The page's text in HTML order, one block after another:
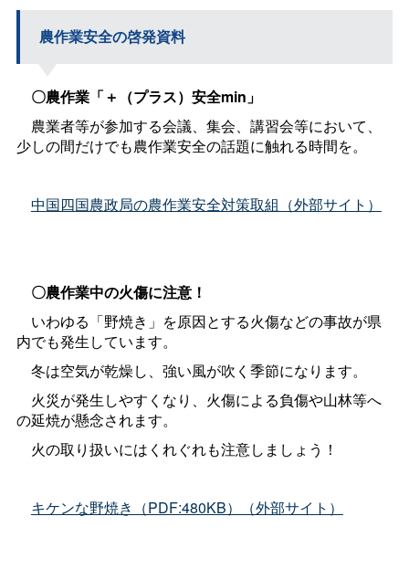
農作業安全の啓発資料
〇農作業「＋（プラス）安全min」
農業者等が参加する会議、集会、講習会等において、
少しの間だけでも農作業安全の話題に触れる時間を。
中国四国農政局の農作業安全対策取組（外部サイト）
〇農作業中の火傷に注意！
いわゆる「野焼き」を原因とする火傷などの事故が県
内でも発生しています。
冬は空気が乾燥し、強い風が吹く季節になります。
火災が発生しやすくなり、火傷による負傷や山林等へ
の延焼が懸念されます。
火の取り扱いにはくれぐれも注意しましょう！
キケンな野焼き（PDF:480KB）（外部サイト）